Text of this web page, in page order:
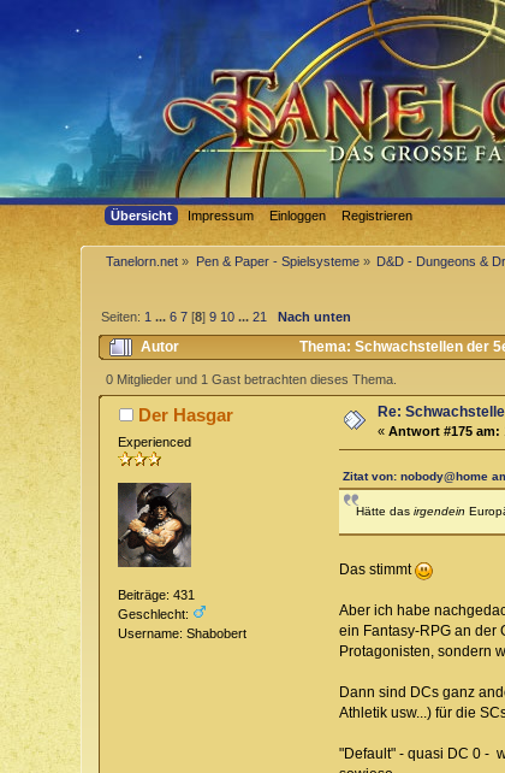
Übersicht Impressum Einloggen Registrieren
Tanelorn.net » Pen & Paper - Spielsysteme» D&D - Dungeons &
Seiten: 1 ...6 7 [8]9 10 ...21 Nach unten
Autor Thema: Schwachstellen der
0 Mitglieder und 1 Gast betrachten dieses Thema.
Der Hasgar
Experienced
Beiträge: 431
Geschlecht:
Username: Shabobert
Re:
«Antwort #175 am:
Zitat von: nobody@home
Hätte das irgendein
Das stimmt
Aber ich habe
ein Fantasy-RPG an der
Protagonisten, sondern
Dann sind DCs ganz
Athletik usw...) für die
"Default" - quasi DC 0 -